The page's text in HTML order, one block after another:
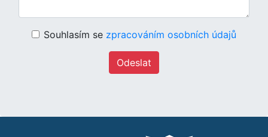
Souhlasím se zpracováním osobních údajů
Odeslat